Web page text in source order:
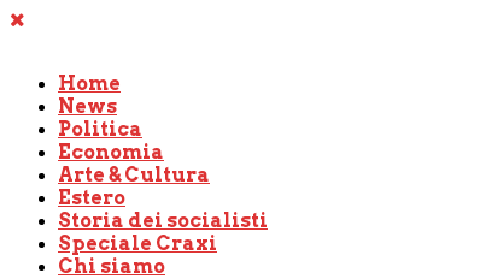
Home
News
Politica
Economia
Arte & Cultura
Estero
Storia dei socialisti
Speciale Craxi
Chi siamo